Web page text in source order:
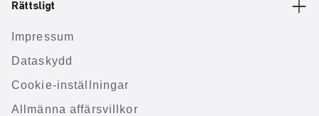
Rättsligt
Impressum
Dataskydd
Cookie-inställningar
Allmänna affärsvillkor